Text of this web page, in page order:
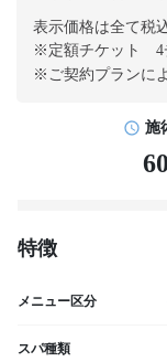
表示価格は全て税
※定額チケット 4
※ご契約プランに
施
60
特徴
メニュー区分
スパ種類